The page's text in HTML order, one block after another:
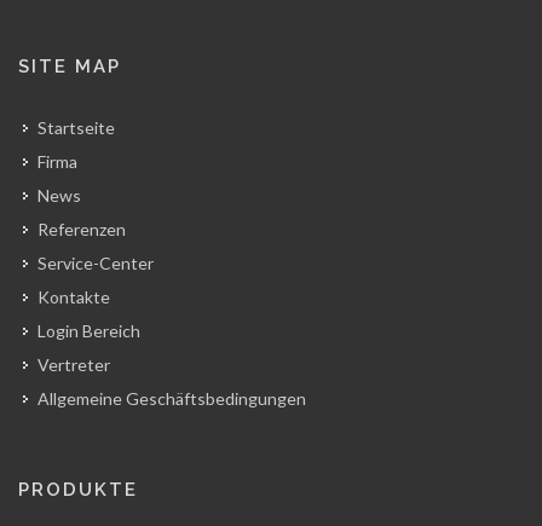
SITE MAP
Startseite
Firma
News
Referenzen
Service-Center
Kontakte
Login Bereich
Vertreter
Allgemeine Geschäftsbedingungen
PRODUKTE